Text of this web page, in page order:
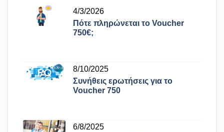
4/3/2026
Πότε πληρώνεται το Voucher
750€;
8/10/2025
Συνήθεις ερωτήσεις για το
Voucher 750
6/8/2025